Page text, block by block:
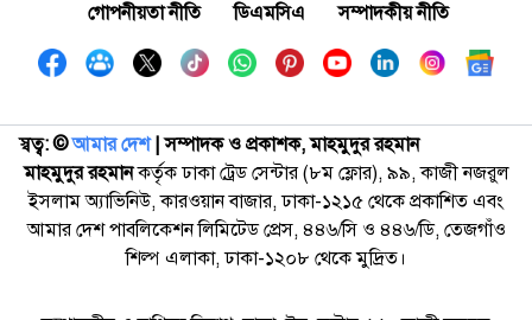
গোপনীয়তা নীতি
ডিএমসিএ সম্পাদকীয় নীতি
স্বত্ব: ©️আমার দেশ| সম্পাদক ও প্রকাশক, মাহমুদুর রহমান
মাহমুদুর রহমানকর্তৃক ঢাকা ট্রেড সেন্টার (৮ম ফ্লোর), ৯৯, কাজী নজরুল
ইসলাম অ্যাভিনিউ, কারওয়ান বাজার, ঢাকা-১২১৫ থেকে প্রকাশিত এবং
আমার দেশ পাবলিকেশন লিমিটেড প্রেস, ৪৪৬/সি ও ৪৪৬/ডি, তেজগাঁও
শিল্প এলাকা, ঢাকা-১২০৮ থেকে মুদ্রিত।